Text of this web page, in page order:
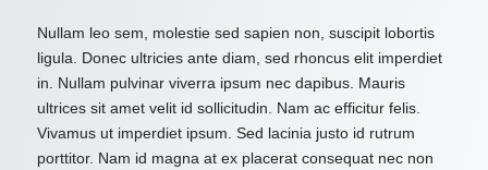
Nullam leo sem, molestie sed sapien non, suscipit lobortis
ligula. Donec ultricies ante diam, sed rhoncus elit imperdiet
in. Nullam pulvinar viverra ipsum nec dapibus. Mauris
ultrices sit amet velit id sollicitudin. Nam ac efficitur felis.
Vivamus ut imperdiet ipsum. Sed lacinia justo id rutrum
porttitor. Nam id magna at ex placerat consequat nec non